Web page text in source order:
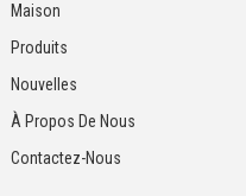
Maison
Produits
Nouvelles
À Propos De Nous
Contactez-Nous